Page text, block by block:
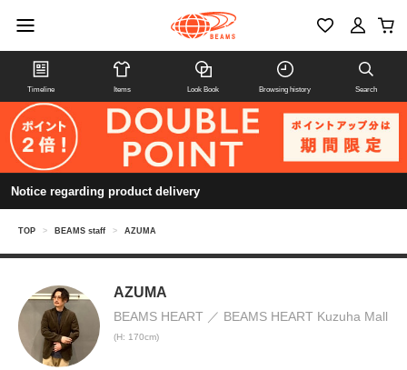
Timeline Items Look Book Browsing history Search
Notice regarding product delivery
TOP > BEAMS staff > AZUMA
AZUMA
BEAMS HEART BEAMS HEART Kuzuha Mall
(H: 170cm)